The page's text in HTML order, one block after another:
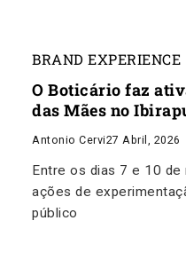
BRAND EXPERIENCE
O Boticário faz
das Mães no
Antonio Cervi27 Abril, 2026
Entre os dias 7 e 10 de
ações de
público